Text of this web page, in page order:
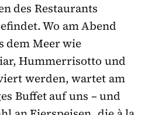
des Restaurants
Wo am Abend
dem Meer wie
Hummerrisotto und
werden, wartet am
Buffet auf uns – und